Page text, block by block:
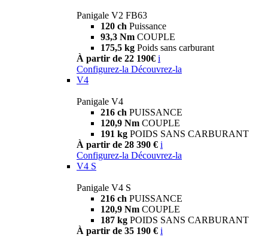
Panigale V2 FB63
120 ch Puissance
93,3 Nm COUPLE
175,5 kg Poids sans carburant
À partir de 22 190€ i
Configurez-la Découvrez-la
V4
Panigale V4
216 ch PUISSANCE
120,9 Nm COUPLE
191 kg POIDS SANS CARBURANT
À partir de 28 390 € i
Configurez-la Découvrez-la
V4 S
Panigale V4 S
216 ch PUISSANCE
120,9 Nm COUPLE
187 kg POIDS SANS CARBURANT
À partir de 35 190 € i